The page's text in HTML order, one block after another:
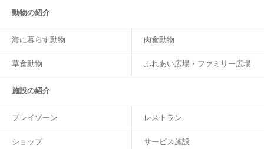
動物の紹介
海に暮らす動物 肉食動物
草食動物 ふれあい広場・ファミリー広場
施設の紹介
プレイゾーン レストラン
ショップ サービス施設